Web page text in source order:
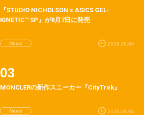
『STUDIO NICHOLSON x ASICS GEL-
KINETIC™ SP』が8月7日に発売
News 2026.08.04
MONCLERの新作スニーカー『CityTrek』
News 2026.08.04